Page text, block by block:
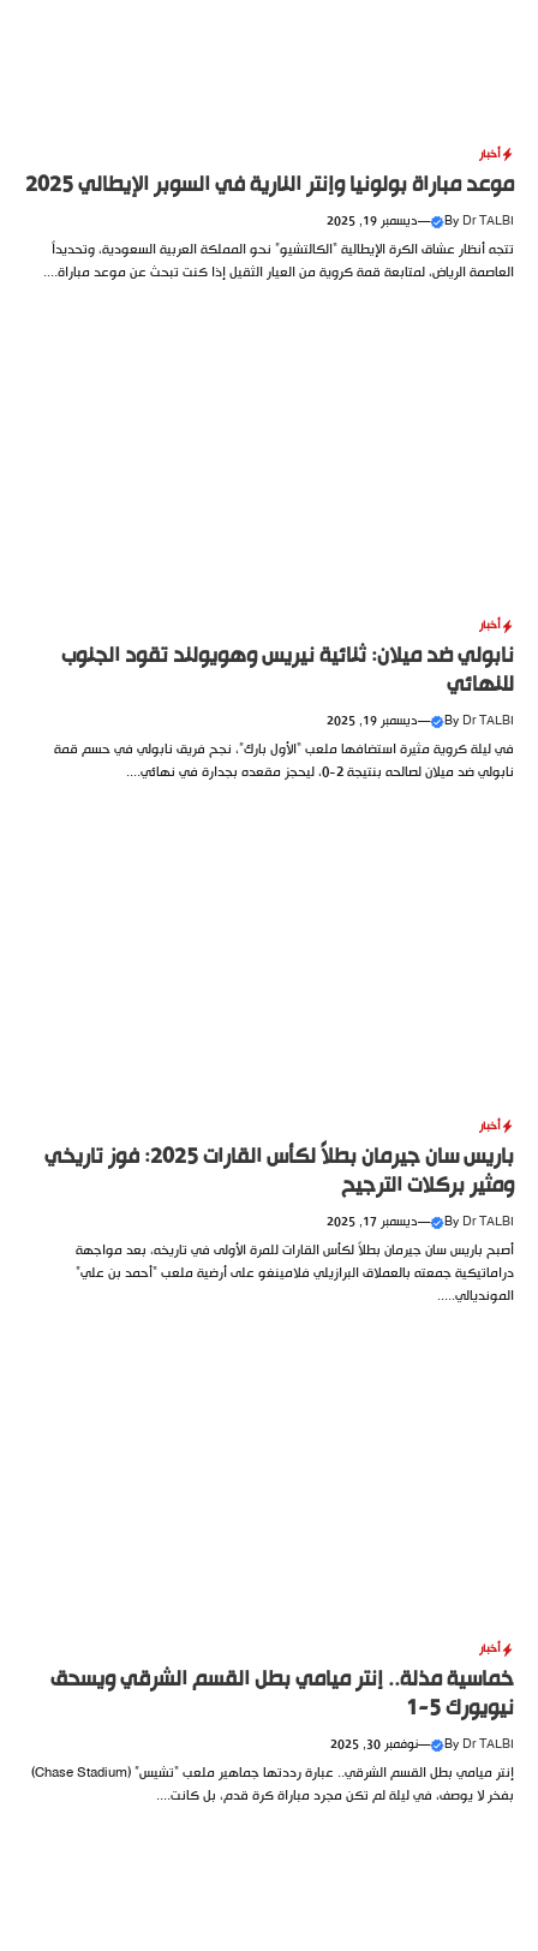
أخبار
موعد مباراة بولونيا وإنتر النارية في السوبر الإيطالي 2025
By Dr TALBI
—ديسمبر 19, 2025
تتجه أنظار عشاق الكرة الإيطالية “الكالتشيو” نحو المملكة العربية السعودية، وتحديداً
العاصمة الرياض، لمتابعة قمة كروية من العيار الثقيل إذا كنت تبحث عن موعد مباراة....
أخبار
نابولي ضد ميلان: ثنائية نيريس وهويولند تقود الجنوب
للنهائي
By Dr TALBI
—ديسمبر 19, 2025
في ليلة كروية مثيرة استضافها ملعب “الأول بارك”، نجح فريق نابولي في حسم قمة
نابولي ضد ميلان لصالحه بنتيجة 2-0، ليحجز مقعده بجدارة في نهائي....
أخبار
باريس سان جيرمان بطلاً لكأس القارات 2025: فوز تاريخي
ومثير بركلات الترجيح
By Dr TALBI
—ديسمبر 17, 2025
أصبح باريس سان جيرمان بطلاً لكأس القارات للمرة الأولى في تاريخه، بعد مواجهة
دراماتيكية جمعته بالعملاق البرازيلي فلامينغو على أرضية ملعب “أحمد بن علي”
المونديالي.....
أخبار
خماسية مذلة.. إنتر ميامي بطل القسم الشرقي ويسحق
نيويورك 5-1
By Dr TALBI
—نوفمبر 30, 2025
إنتر ميامي بطل القسم الشرقي.. عبارة رددتها جماهير ملعب “تشيس” (Chase Stadium)
بفخر لا يوصف، في ليلة لم تكن مجرد مباراة كرة قدم، بل كانت....